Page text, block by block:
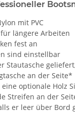
mit PVC
längere Arbeiten
fest an
sind einstellbar
Stautasche
an der Seite*
optionale Holz
Streifen an der
er leer über Bord